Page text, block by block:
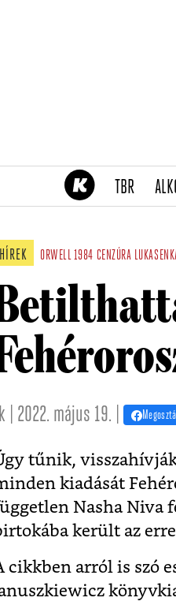
TBR
HÍREK ORWELL1984 CENZÚRA
| 2022. május 19. |
tűnik,
kiadását
Nasha Niva
került az
cikkben arról is szó